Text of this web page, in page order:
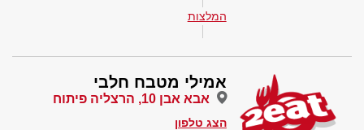
המלצות
אמילי מטבח חלבי
אבא אבן 10, הרצליה פיתוח
הצג טלפון